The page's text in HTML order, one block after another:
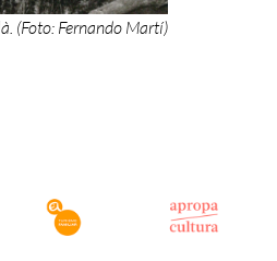
(Foto: Fernando Martí)